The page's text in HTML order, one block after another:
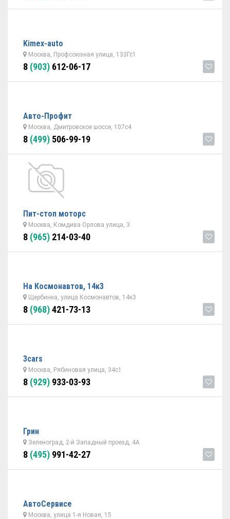
Kimex-auto
Москва, Профсоюзная улица, 133Гс1
8 (903) 612-06-17
Авто-Профит
Москва, Дмитровское шоссе, 107с4
8 (499) 506-99-19
Пит-стоп моторс
Москва, Комдива Орлова улица, 3
8 (965) 214-03-40
На Космонавтов, 14к3
Щербинка, улица Космонавтов, 14к3
8 (968)421-73-13
3cars
Москва, Рябиновая улица, 34с1
8 (929) 933-03-93
Грин
Зеленоград, 2-й Западный проезд, 4А
8 (495) 991-42-27
АвтоСервисе
Москва, улица 1-я Новая, 15